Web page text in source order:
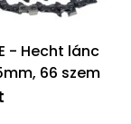
- Hecht lánc
66 szem